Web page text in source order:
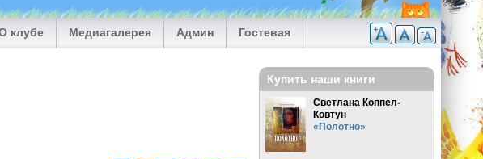
клубе Медиагалерея Админ Гостевая
Купить наши книги
Светлана Коппел-
Ковтун
«Полотно»